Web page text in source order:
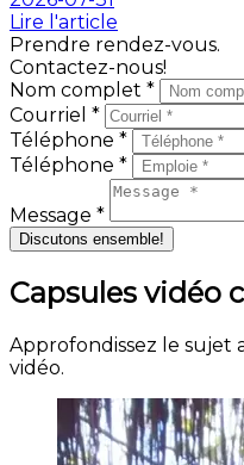
Lire l'article
Prendre rendez-vous.
Contactez-nous!
Nom complet *
Courriel *
Téléphone *
Téléphone *
Message *
Discutons ensemble!
Capsules vidéo
Approfondissez le sujet
vidéo.